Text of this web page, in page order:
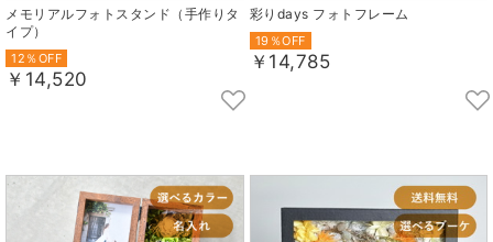
メモリアルフォトスタンド（手作りタ
イプ）
12％OFF
￥14,520
彩りdays フォトフレーム
19％OFF
￥14,785